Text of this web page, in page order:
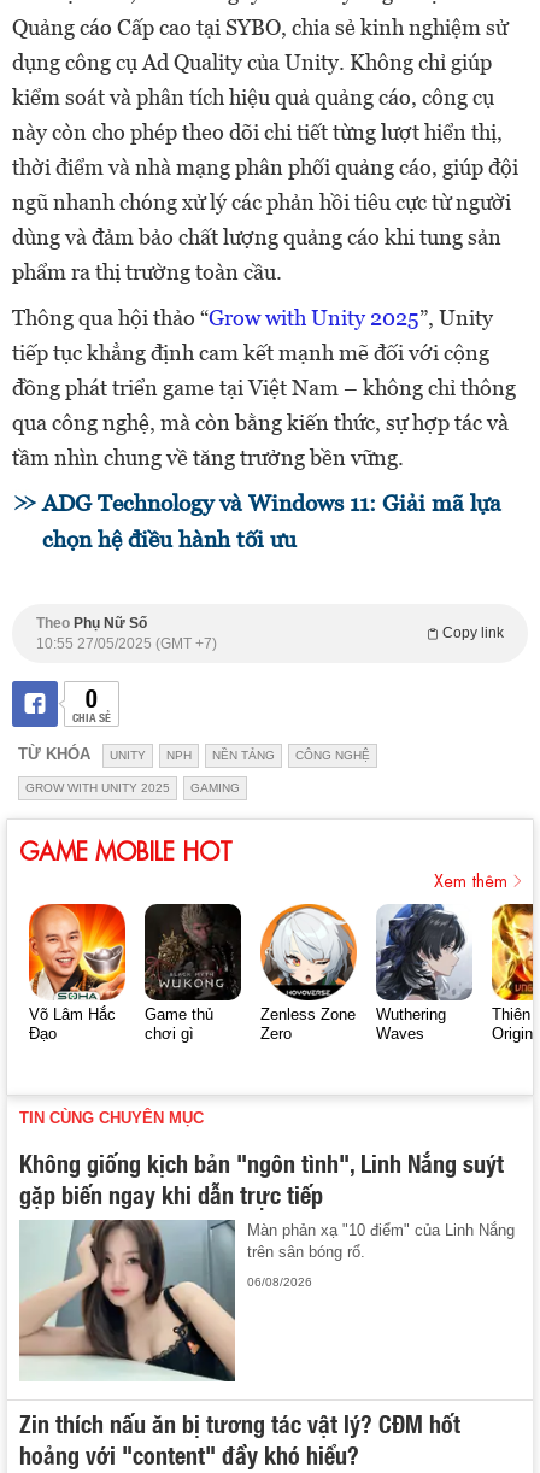
Quảng cáo Cấp cao tại SYBO, chia sẻ kinh nghiệm sử
dụng công cụ Ad Quality của Unity. Không chỉ giúp
kiểm soát và phân tích hiệu quả quảng cáo, công cụ
này còn cho phép theo dõi chi tiết từng lượt hiển thị,
thời điểm và nhà mạng phân phối quảng cáo, giúp đội
ngũ nhanh chóng xử lý các phản hồi tiêu cực từ người
dùng và đảm bảo chất lượng quảng cáo khi tung sản
phẩm ra thị trường toàn cầu.
Thông qua hội thảo “Grow with Unity 2025”, Unity
tiếp tục khẳng định cam kết mạnh mẽ đối với cộng
đồng phát triển game tại Việt Nam – không chỉ thông
qua công nghệ, mà còn bằng kiến thức, sự hợp tác và
tầm nhìn chung về tăng trưởng bền vững.
ADG Technology và Windows 11: Giải mã lựa
chọn hệ điều hành tối ưu
Theo Phụ Nữ Số
Copy link
10:55 27/05/2025 (GMT +7)
0
CHIA SẺ
TỪ KHÓA UNITY NPH NỀN TẢNG CÔNG NGHỆ
GROW WITH UNITY 2025 GAMING
GAME MOBILE HOT
Xem thêm
Võ Lâm Hắc
Đạo
Game thủ
chơi gì
Zenless Zone
Zero
Wuthering
Waves
Thiên
Origin
TIN CÙNG CHUYÊN MỤC
Không giống kịch bản "ngôn tình", Linh Nắng suýt
gặp biến ngay khi dẫn trực tiếp
Màn phản xạ "10 điểm" của Linh Nắng
trên sân bóng rổ.
06/08/2026
Zin thích nấu ăn bị tương tác vật lý? CĐM hốt
hoảng với "content" đầy khó hiểu?